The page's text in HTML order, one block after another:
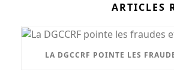
ARTICLES
LA DGCCRF POINTE LES